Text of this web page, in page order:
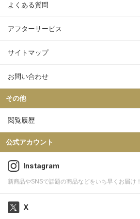
よくある質問
アフターサービス
サイトマップ
お問い合わせ
その他
閲覧履歴
公式アカウント
Instagram
新商品やSNSで話題の商品などをいち早くお届け！
X